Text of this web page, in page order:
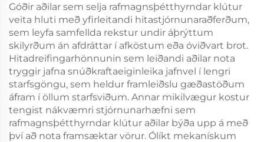
Góðir aðilar sem selja rafmagnsþétthyrndar klútur
veita hluti með yfirleitandi hitastjórnunaraðferðum,
sem leyfa samfellda rekstur undir áþrýttum
skilyrðum án afdráttar í afköstum eða óviðvart brot.
Hitadreifingarhönnunin sem leiðandi aðilar nota
tryggir jafna snúðkraftaeiginleika jafnvel í lengri
starfsgöngu, sem heldur framleiðslu gæðastöðum
áfram í öllum starfsviðum. Annar mikilvægur kostur
tengist nákvæmri stjórnunarhæfni sem
rafmagnsþétthyrndar klútur aðilar býða upp á með
því að nota framsæktar vörur. Ólíkt mekanískum